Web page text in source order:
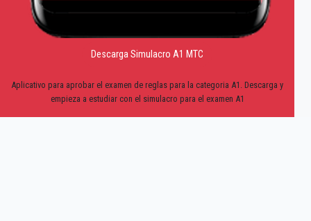
Descarga Simulacro A1 MTC
Aplicativo para aprobar el examen de reglas para la categoria A1. Descarga y
empieza a estudiar con el simulacro para el examen A1